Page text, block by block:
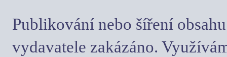
Publikování nebo šíření
vydavatele zakázáno.